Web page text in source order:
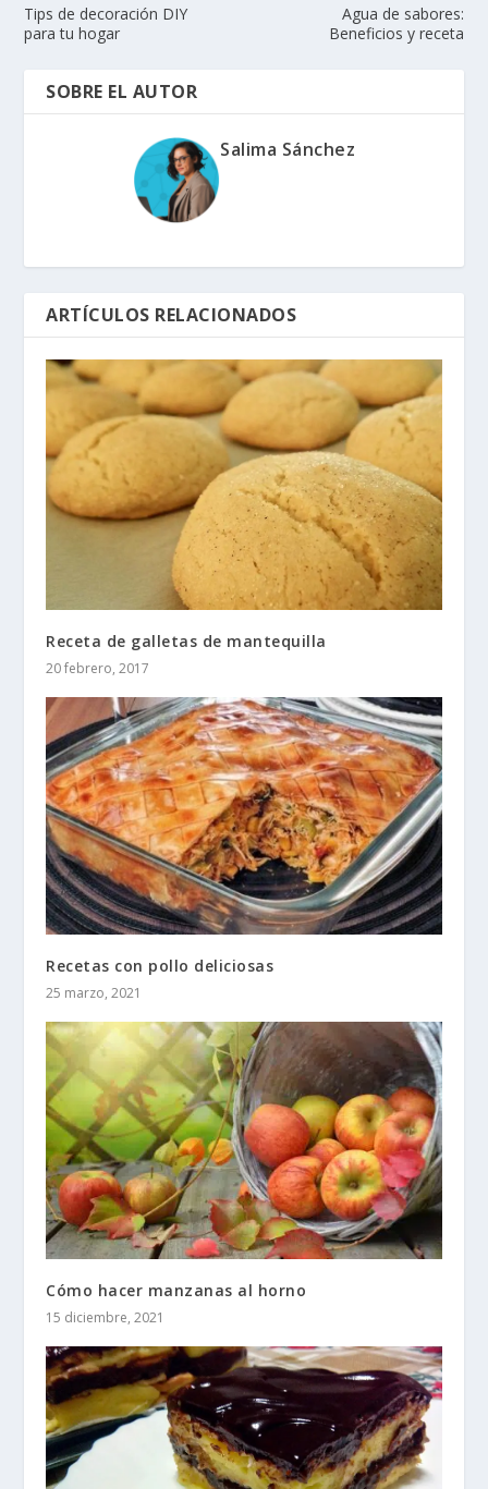
Tips de decoración DIY
para tu hogar
Agua de sabores:
Beneficios y receta
SOBRE EL AUTOR
Salima Sánchez
ARTÍCULOS RELACIONADOS
Receta de galletas de mantequilla
20 febrero, 2017
Recetas con pollo deliciosas
25 marzo, 2021
Cómo hacer manzanas al horno
15 diciembre, 2021